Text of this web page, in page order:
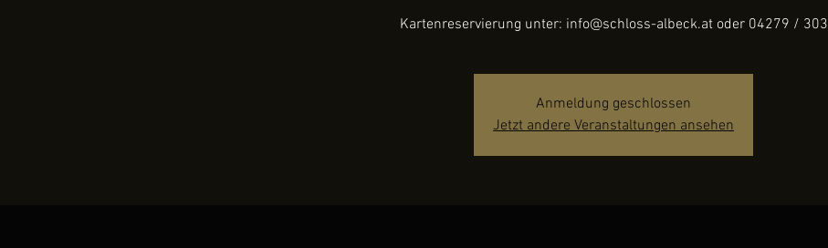
Kartenreservierung unter: info@schloss-albeck.at oder 04279 / 303
Anmeldung geschlossen
Jetzt andere Veranstaltungen ansehen